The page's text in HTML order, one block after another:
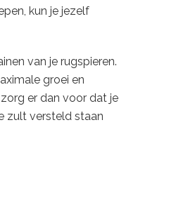
kun je jezelf
van je rugspieren.
groei en
er dan voor dat je
zult versteld staan